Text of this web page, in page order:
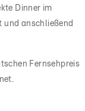
Dinner im
und anschließend
Fernsehpreis